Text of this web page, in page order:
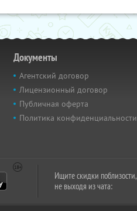
Документы
Агентский договор
Лицензионный договор
Публичная оферта
Политика конфиденциальности
Ищите скидки поблизости,
не выходя из чата: